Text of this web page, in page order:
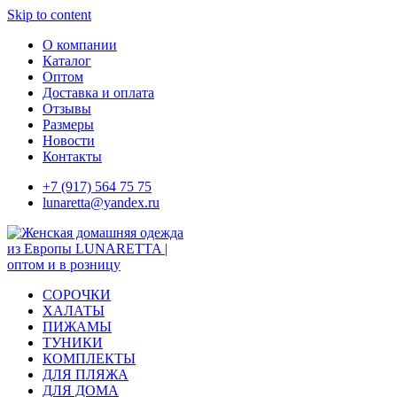
Skip to content
О компании
Каталог
Оптом
Доставка и оплата
Отзывы
Размеры
Новости
Контакты
+7 (917) 564 75 75
lunaretta@yandex.ru
СОРОЧКИ
ХАЛАТЫ
ПИЖАМЫ
ТУНИКИ
КОМПЛЕКТЫ
ДЛЯ ПЛЯЖА
ДЛЯ ДОМА